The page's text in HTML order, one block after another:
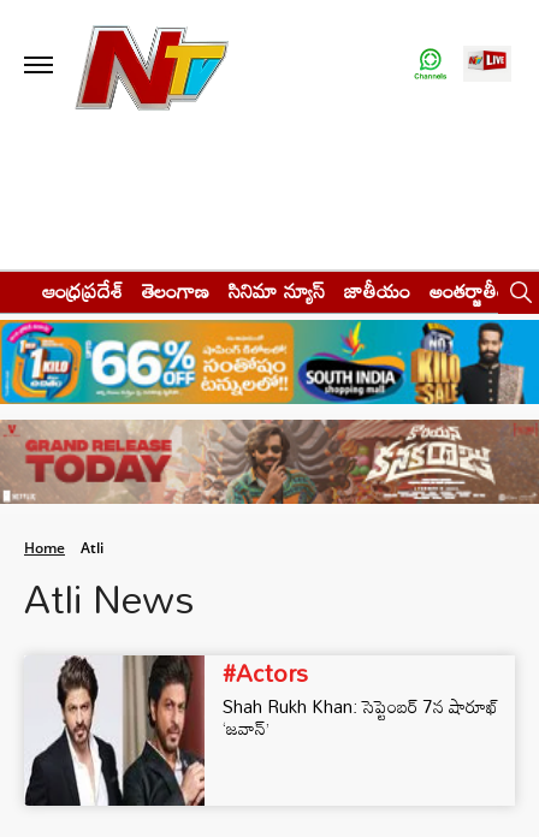
ఆంధ్రప్రదేశ్ తెలంగాణ సినిమా న్యూస్ జాతీయం అంతర్జాతీయం
Home Atli
Atli News
#Actors
Shah Rukh Khan: సెప్టెంబ‌ర్ 7న షారూఖ్
‘జవాన్’